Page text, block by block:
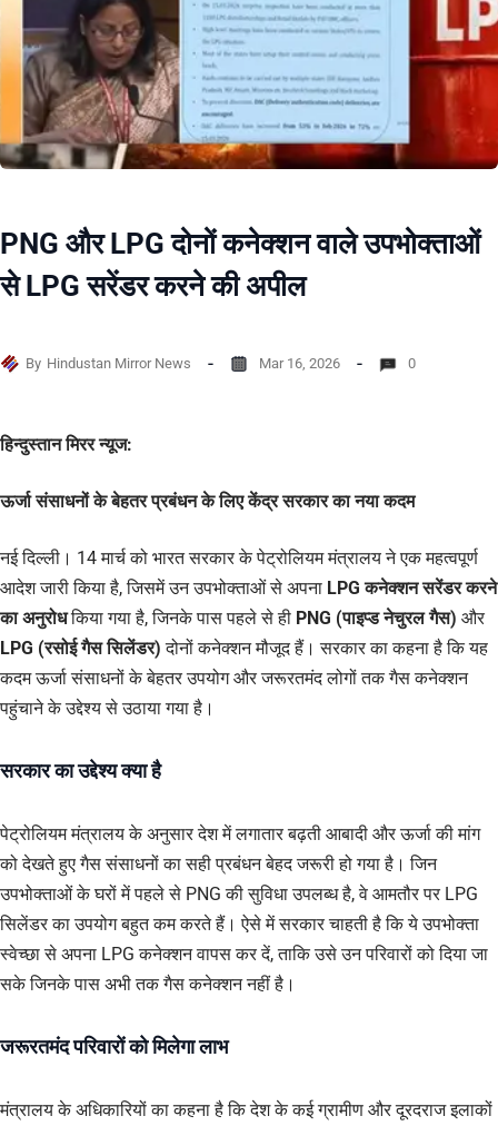
PNG और LPG दोनों कनेक्शन वाले उपभोक्ताओं
से LPG सरेंडर करने की अपील
By Hindustan Mirror News Mar 16, 2026 0
हिन्दुस्तान मिरर न्यूज:
ऊर्जा संसाधनों के बेहतर प्रबंधन के लिए केंद्र सरकार का नया कदम
नई दिल्ली। 14 मार्च को भारत सरकार के पेट्रोलियम मंत्रालय ने एक महत्वपूर्ण
आदेश जारी किया है, जिसमें उन उपभोक्ताओं से अपना LPG कनेक्शन सरेंडर करने
का अनुरोधकिया गया है, जिनके पास पहले से ही PNG (पाइप्ड नेचुरल गैस) और
LPG (रसोई गैस सिलेंडर) दोनों कनेक्शन मौजूद हैं। सरकार का कहना है कि यह
कदम ऊर्जा संसाधनों के बेहतर उपयोग और जरूरतमंद लोगों तक गैस कनेक्शन
पहुंचाने के उद्देश्य से उठाया गया है।
सरकार का उद्देश्य क्या है
पेट्रोलियम मंत्रालय के अनुसार देश में लगातार बढ़ती आबादी और ऊर्जा की मांग
को देखते हुए गैस संसाधनों का सही प्रबंधन बेहद जरूरी हो गया है। जिन
उपभोक्ताओं के घरों में पहले से PNG की सुविधा उपलब्ध है, वे आमतौर पर LPG
सिलेंडर का उपयोग बहुत कम करते हैं। ऐसे में सरकार चाहती है कि ये उपभोक्ता
स्वेच्छा से अपना LPG कनेक्शन वापस कर दें, ताकि उसे उन परिवारों को दिया जा
सके जिनके पास अभी तक गैस कनेक्शन नहीं है।
जरूरतमंद परिवारों को मिलेगा लाभ
मंत्रालय के अधिकारियों का कहना है कि देश के कई ग्रामीण और दूरदराज इलाकों